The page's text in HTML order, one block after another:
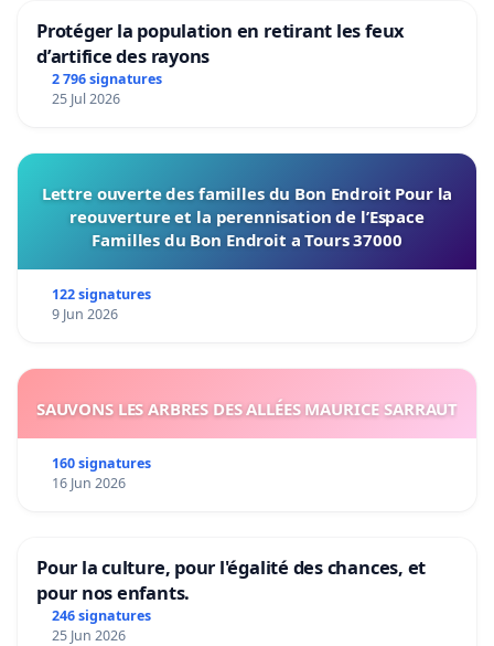
Protéger la population en retirant les feux
d’artifice des rayons
2 796 signatures
25 Jul 2026
Lettre ouverte des familles du Bon Endroit Pour la
reouverture et la perennisation de l’Espace
Familles du Bon Endroit a Tours 37000
122 signatures
9 Jun 2026
SAUVONS LES ARBRES DES ALLÉES MAURICE SARRAUT
160 signatures
16 Jun 2026
Pour la culture, pour l'égalité des chances, et
pour nos enfants.
246 signatures
25 Jun 2026